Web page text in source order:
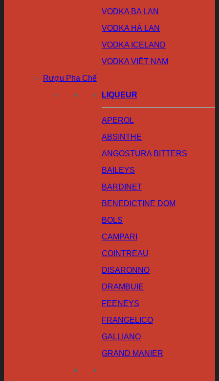
VODKA BA LAN
VODKA HÀ LAN
VODKA ICELAND
VODKA VIỆT NAM
Rượu Pha Chế
LIQUEUR
APEROL
ABSINTHE
ANGOSTURA BITTERS
BAILEYS
BARDINET
BENEDICTINE DOM
BOLS
CAMPARI
COINTREAU
DISARONNO
DRAMBUIE
FEENEYS
FRANGELICO
GALLIANO
GRAND MANIER